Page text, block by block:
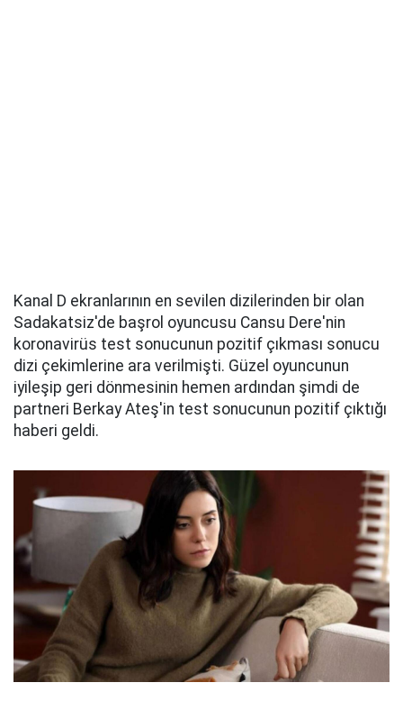
Kanal D ekranlarının en sevilen dizilerinden bir olan
Sadakatsiz'de başrol oyuncusu Cansu Dere'nin
koronavirüs test sonucunun pozitif çıkması sonucu
dizi çekimlerine ara verilmişti. Güzel oyuncunun
iyileşip geri dönmesinin hemen ardından şimdi de
partneri Berkay Ateş'in test sonucunun pozitif çıktığı
haberi geldi.